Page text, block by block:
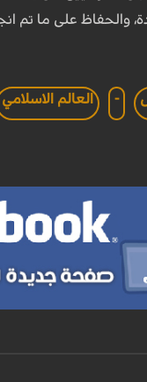
والحفاظ على ما
- العالم الاسلامي